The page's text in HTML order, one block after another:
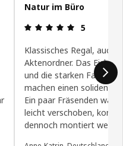
Sterne
Natur im Büro
5
Klassisches Regal, auch
Aktenordner. Das Eiche-
und die starken
machen einen soliden
Ein paar Fräsenden
leicht verschoben,
dennoch montiert